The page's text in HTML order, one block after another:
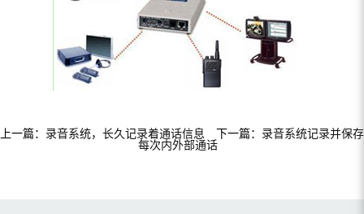
上一篇： 录音系统，长久记录着通话信息 下一篇： 录音系统记录并保存
每次内外部通话